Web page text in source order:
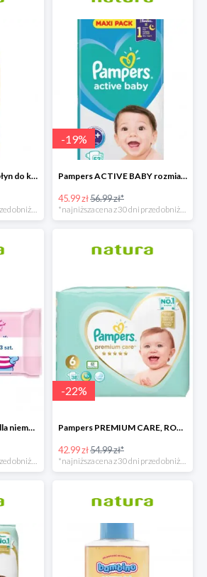
MIXA BABY delikatny płyn do kąpieli i mycia z olejkiem 400 ML
-19%
Pampers ACTIVE BABY rozmiar 4+, 53 pieluszki, 10-15 kg
45.99 zł56.99 zł*
BAMBINO chusteczki dla niemowląt 2 X 63 sztuki
*najniższa cena z 30 dni przed obniżką
-22%
Pampers PREMIUM CARE, ROZMIAR 6, 38 pieluszek, 13KG+
42.99 zł54.99 zł*
*najniższa cena z 30 dni przed obniżką